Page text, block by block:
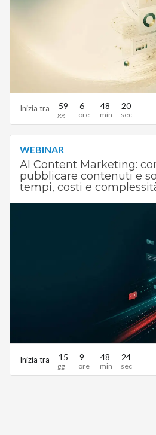
Inizia tra 59 6 48 19
WEBINAR
AI Content Marketing:
pubblicare contenuti e
tempi, costi e
Inizia tra 15 9 48 24